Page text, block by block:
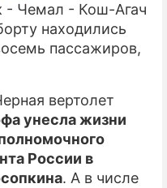
- Чемал - Кош-Агач
находились
пассажиров,
вертолет
унесла жизни
России в
. А в числе